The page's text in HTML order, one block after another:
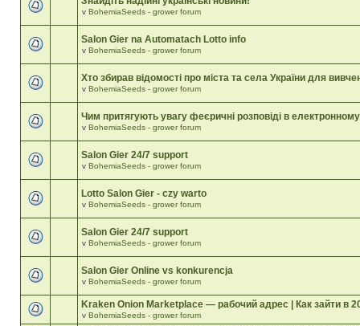
v BohemiaSeeds - grower forum
Salon Gier na Automatach Lotto info
v BohemiaSeeds - grower forum
Хто збирав відомості про міста та села України для
v BohemiaSeeds - grower forum
Чим притягують увагу феєричні розповіді в
v BohemiaSeeds - grower forum
Salon Gier 24/7 support
v BohemiaSeeds - grower forum
Lotto Salon Gier - czy warto
v BohemiaSeeds - grower forum
Salon Gier 24/7 support
v BohemiaSeeds - grower forum
Salon Gier Online vs konkurencja
v BohemiaSeeds - grower forum
Kraken Onion Marketplace — рабочий адрес | Как зайти в
v BohemiaSeeds - grower forum